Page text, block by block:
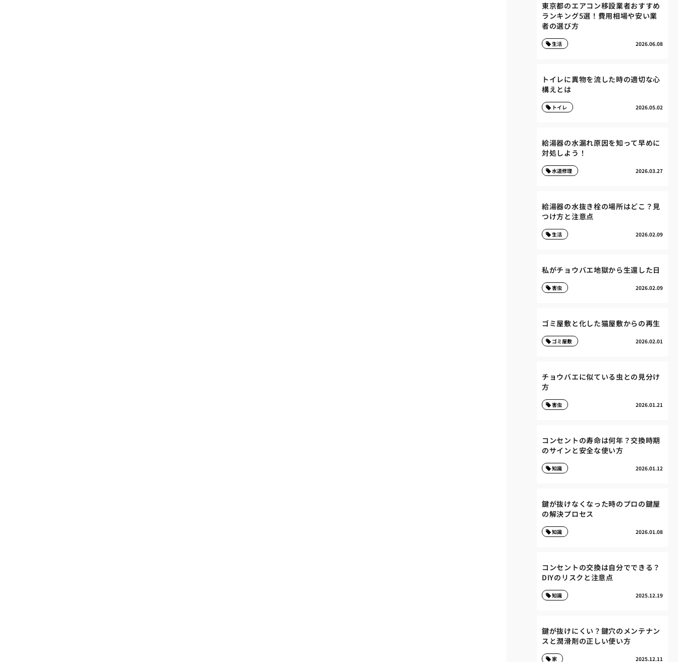
東京都のエアコン移設業者おすすめ
ランキング5選！費用相場や安い業
者の選び方
2026.06.08
生活
トイレに異物を流した時の適切な心
構えとは
2026.05.02
トイレ
給湯器の水漏れ原因を知って早めに
対処しよう！
2026.03.27
水道修理
給湯器の水抜き栓の場所はどこ？見
つけ方と注意点
2026.02.09
生活
私がチョウバエ地獄から生還した日
2026.02.09
害虫
ゴミ屋敷と化した猫屋敷からの再生
2026.02.01
ゴミ屋敷
チョウバエに似ている虫との見分け
方
2026.01.21
害虫
コンセントの寿命は何年？交換時期
のサインと安全な使い方
2026.01.12
知識
鍵が抜けなくなった時のプロの鍵屋
の解決プロセス
2026.01.08
知識
コンセントの交換は自分でできる？
DIYのリスクと注意点
2025.12.19
知識
鍵が抜けにくい？鍵穴のメンテナン
スと潤滑剤の正しい使い方
2025.12.11
家